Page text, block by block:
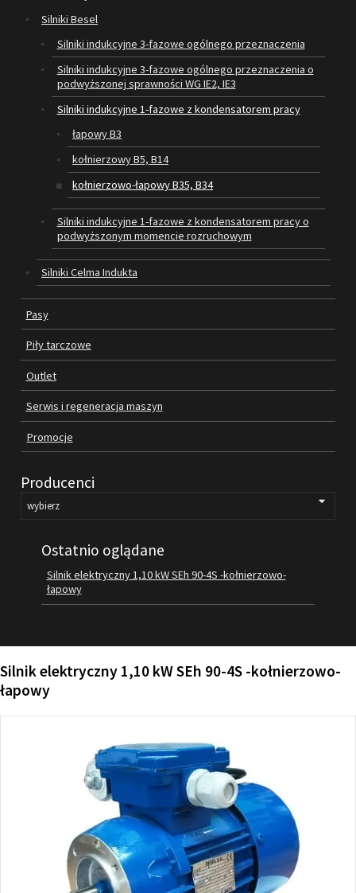
PIŁY TARCZOWE
SERWIS I REGENERACJA MASZYN
PROMOCJE
REGULAMIN
KATALOGI
OBRABIARKI DO DREWNA
SILNIKI ELEKTRYCZNE
PASY KLINOWE
FILMY
KONTAKT
Silniki Besel
Silniki indukcyjne 3-fazowe ogólnego przeznaczenia
Silniki indukcyjne 3-fazowe ogólnego przeznaczenia o
podwyższonej sprawności WG IE2, IE3
Silniki indukcyjne 1-fazowe z kondensatorem pracy
łapowy B3
kołnierzowy B5, B14
kołnierzowo-łapowy B35, B34
Silniki indukcyjne 1-fazowe z kondensatorem pracy o
podwyższonym momencie rozruchowym
Silniki Celma Indukta
Pasy
Piły tarczowe
Outlet
Serwis i regeneracja maszyn
Promocje
Producenci
Ostatnio oglądane
Silnik elektryczny 1,10 kW SEh 90-4S -kołnierzowo-
łapowy
Silnik elektryczny 1,10 kW SEh 90-4S -kołnierzowo-
łapowy